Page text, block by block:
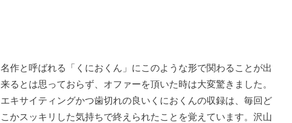
名作と呼ばれる「くにおくん」にこのような形で関わることが出
来るとは思っておらず、オファーを頂いた時は大変驚きました。
エキサイティングかつ歯切れの良いくにおくんの収録は、毎回ど
こかスッキリした気持ちで終えられたことを覚えています。沢山